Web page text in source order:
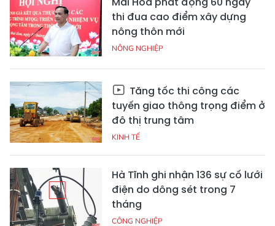
thi đua cao điểm xây dựng
nông thôn mới
NÔNG NGHIỆP
Tăng tốc thi công các
tuyến giao thông trọng điểm ở
đô thị trung tâm
KINH TẾ
Hà Tĩnh ghi nhận 136 sự cố lưới
điện do dông sét trong 7
tháng
CÔNG NGHIỆP